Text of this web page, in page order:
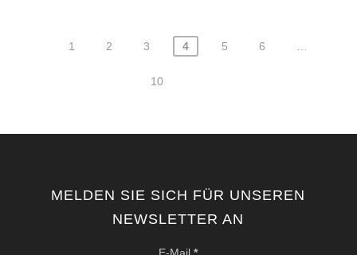
Seitennummerierung
1 2 3 4 5 6
10
MELDEN SIE SICH FÜR UNSEREN
NEWSLETTER AN
E-Mail*